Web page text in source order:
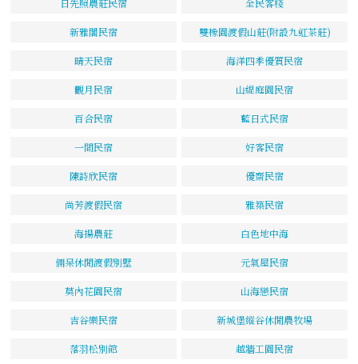
新雅閣民宿 雙橡園渡假山莊(附設九虹茶莊)
晴天民宿 海洋四季優質民宿
觀月民宿 山緹庭園民宿
百合民宿 藍日式民宿
一間民宿 好客民宿
陳詩欣民宿 優齋民宿
尚芳渡假民宿 雅築民宿
海揚農莊 白色地中海
倆呆休閒渡假別墅 元氣屋民宿
莫內花園民宿 山海戀民宿
吉谷樂民宿 新城堡縱谷休閒農牧場
落羽松別館 越牆工園民宿